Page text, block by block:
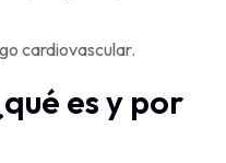
cardiovascular.
es y por